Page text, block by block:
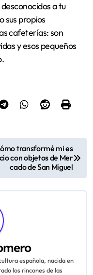
a tu
sus propios
cafeterías: son
y esos pequeños
transformé mi es
con objetos de Mer
cado de San Miguel
española, nacida en
los rincones de las